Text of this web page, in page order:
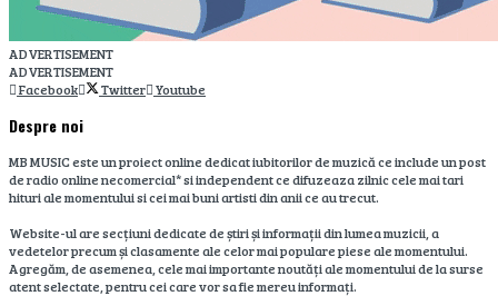
ADVERTISEMENT
ADVERTISEMENT
Facebook
Twitter Youtube
Despre noi
MB MUSIC este un proiect online dedicat iubitorilor de muzică ce include un post
de radio online necomercial* si independent ce difuzeaza zilnic cele mai tari
hituri ale momentului si cei mai buni artisti din anii ce au trecut.
Website-ul are secțiuni dedicate de știri și informații din lumea muzicii, a
vedetelor precum și clasamente ale celor mai populare piese ale momentului.
Agregăm, de asemenea, cele mai importante noutăți ale momentului de la surse
atent selectate, pentru cei care vor sa fie mereu informați.